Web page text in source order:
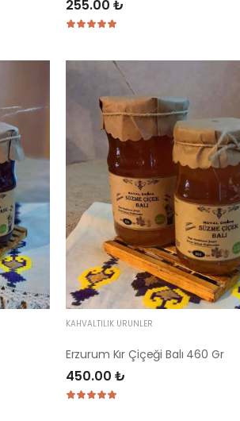
255.00 ₺
KAHVALTILIK ÜRÜNLER
Erzurum Kır Çiçeği Balı 460 Gr
450.00 ₺